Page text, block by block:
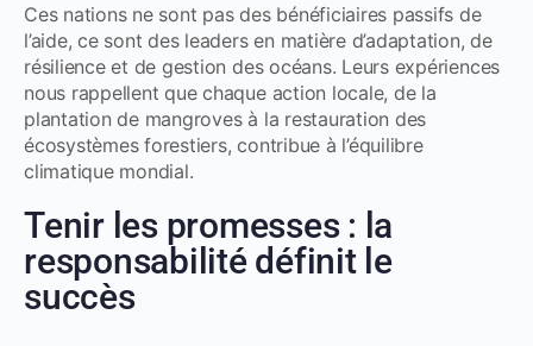
Ces nations ne sont pas des bénéficiaires passifs de
l’aide, ce sont des leaders en matière d’adaptation, de
résilience et de gestion des océans. Leurs expériences
nous rappellent que chaque action locale, de la
plantation de mangroves à la restauration des
écosystèmes forestiers, contribue à l’équilibre
climatique mondial.
Tenir les promesses : la
responsabilité définit le
succès